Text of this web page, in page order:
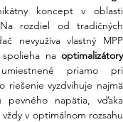
SolarEdge
kompromisov: Na
striedačov SolarEdge
sledovač – túto úlohu
pod každým
koncept v oblasti
rozdiel od tradičných
nevyužíva vlastný MPP
na optimalizátory
priamo pri
riešenie vyzdvihuje najmä
napätia, vďaka
v optimálnom rozsahu